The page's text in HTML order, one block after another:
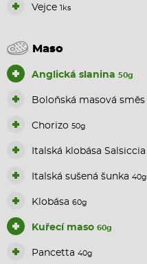
Vejce 1ks
Maso
+ Anglická slanina 50g
Boloňská masová směs
Chorizo 50g
Italská klobása Salsiccia
Italská sušená šunka 40g
Klobása 60g
+ Kuřecí maso 60g
Pancetta 40g